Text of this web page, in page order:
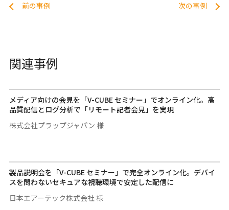
前の事例 次の事例
関連事例
メディア向けの会見を「V-CUBE セミナー」でオンライン化。高
品質配信とログ分析で「リモート記者会見」を実現
株式会社プラップジャパン 様
製品説明会を「V-CUBE セミナー」で完全オンライン化。デバイ
スを問わないセキュアな視聴環境で安定した配信に
日本エアーテック株式会社 様